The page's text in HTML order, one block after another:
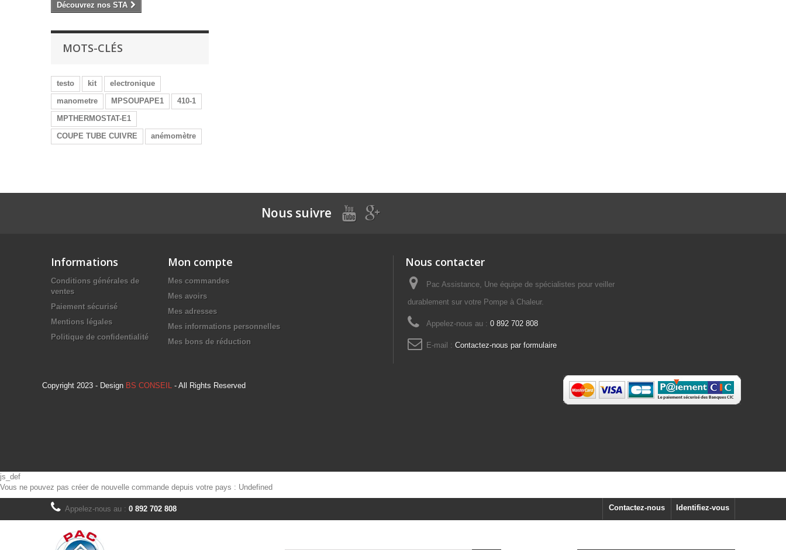
Découvrez nos STA
MOTS-CLÉS
testo kit
electronique
manometre
MPSOUPAPE1
410-1
MPTHERMOSTAT-E1
COUPE TUBE CUIVRE
anémomètre
Nous suivre
Informations
Conditions générales de
ventes
Paiement sécurisé
Mentions légales
Politique de confidentialité
Mon compte
Mes commandes
Mes avoirs
Mes adresses
Mes informations personnelles
Mes bons de réduction
Nous contacter
Pac Assistance, Une équipe de spécialistes pour veiller
durablement sur votre Pompe à Chaleur.
Appelez-nous au : 0 892 702 808
E-mail : Contactez-nous par formulaire
Copyright 2023 - Design BS CONSEIL - All Rights Reserved
js_def
Vous ne pouvez pas créer de nouvelle commande depuis votre pays : Undefined
Identifiez-vous
Contactez-nous
Appelez-nous au : 0 892 702 808